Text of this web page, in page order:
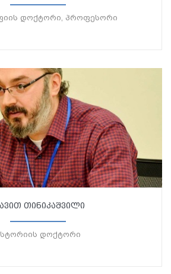
დოქტორი, პროფესორი
თინიკაშვილი
დოქტორი